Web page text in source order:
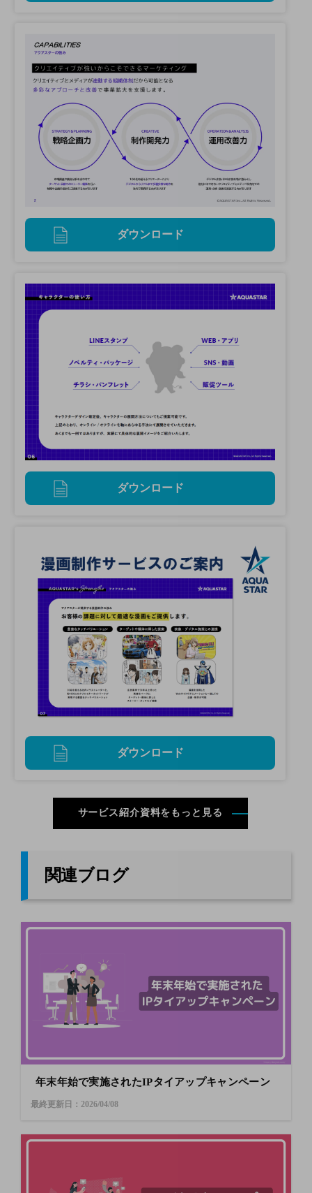
ダウンロード
ダウンロード
ダウンロード
サービス紹介資料をもっと見る
関連ブログ
年末年始で実施されたIPタイアップキャンペーン
最終更新日：2026/04/08